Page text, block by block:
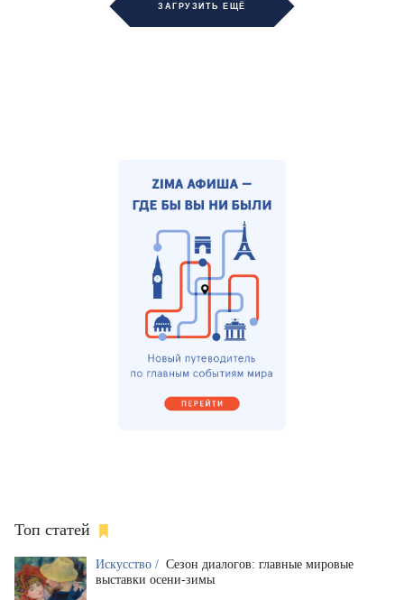
ЗАГРУЗИТЬ ЕЩЁ
Топ статей
Искусство / Сезон диалогов: главные мировые
выставки осени-зимы